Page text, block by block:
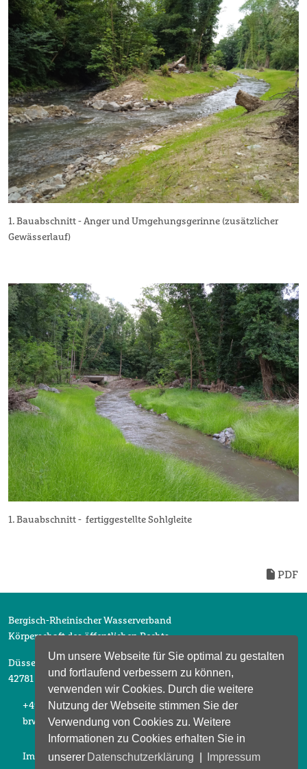
Um unsere Webseite für Sie optimal zu gestalten
und fortlaufend verbessern zu können,
verwenden wir Cookies. Durch die weitere
Nutzung der Webseite stimmen Sie der
Verwendung von Cookies zu. Weitere
Informationen zu Cookies erhalten Sie in
unserer Datenschutzerklärung Impressum
PDF
1. Bauabschnitt - Anger und Umgehungsgerinne (zusätzlicher
Gewässerlauf)
1. Bauabschnitt - fertiggestellte Sohlgleite
Bergisch-Rheinischer Wasserverband
Körperschaft des öffentlichen Rechts
Düsselberger Straße 2
42781 Haan
+49 2104 6913 0
brw@brw-haan.de
Impressum